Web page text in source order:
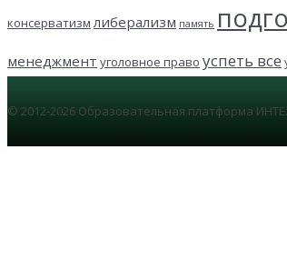
консерватизм либерализм память
менеджмент уголовное право успеть все
© 2012-2026 Образовательная платформа